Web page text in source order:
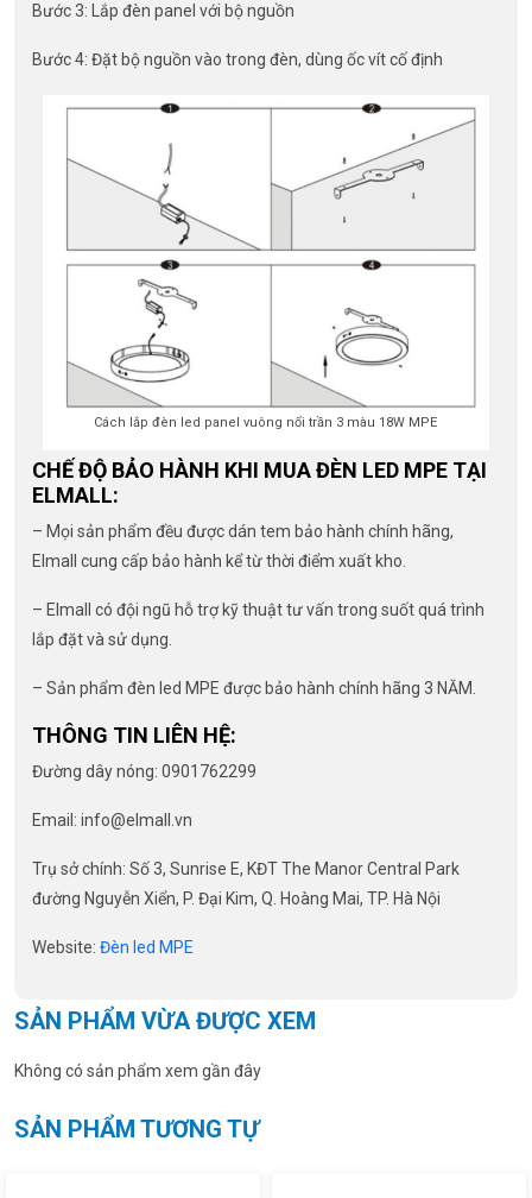
Bước 3: Lắp đèn panel với bộ nguồn
Bước 4: Đặt bộ nguồn vào trong đèn, dùng ốc vít cố định
Cách lắp đèn led panel vuông nổi trần 3 màu 18W MPE
CHẾ ĐỘ BẢO HÀNH KHI MUA ĐÈN LED MPE TẠI
ELMALL:
– Mọi sản phẩm đều được dán tem bảo hành chính hãng,
Elmall cung cấp bảo hành kể từ thời điểm xuất kho.
– Elmall có đội ngũ hỗ trợ kỹ thuật tư vấn trong suốt quá trình
lắp đặt và sử dụng.
– Sản phẩm đèn led MPE được bảo hành chính hãng 3 NĂM.
THÔNG TIN LIÊN HỆ:
Đường dây nóng: 0901762299
Email: info@elmall.vn
Trụ sở chính: Số 3, Sunrise E, KĐT The Manor Central Park
đường Nguyễn Xiển, P. Đại Kim, Q. Hoàng Mai, TP. Hà Nội
Website: Đèn led MPE
SẢN PHẨM VỪA ĐƯỢC XEM
Không có sản phẩm xem gần đây
SẢN PHẨM TƯƠNG TỰ